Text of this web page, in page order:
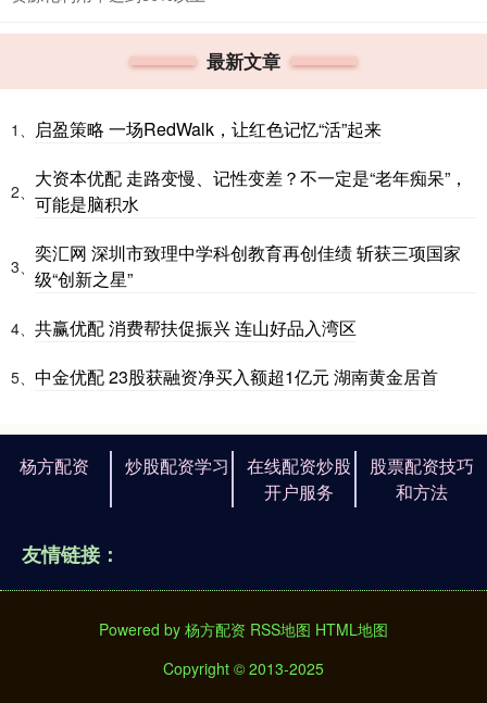
最新文章
1、 启盈策略 一场RedWalk，让红色记忆“活”起来
2、
大资本优配 走路变慢、记性变差？不一定是“老年痴呆”，
可能是脑积水
3、
奕汇网 深圳市致理中学科创教育再创佳绩 斩获三项国家
级“创新之星”
4、 共赢优配 消费帮扶促振兴 连山好品入湾区
5、 中金优配 23股获融资净买入额超1亿元 湖南黄金居首
杨方配资 炒股配资学习
在线配资炒股
开户服务
股票配资技巧
和方法
友情链接：
Powered by 杨方配资 RSS地图 HTML地图
Copyright © 2013-2025